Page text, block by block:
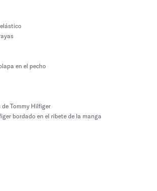
en el pecho
Tommy Hilfiger
bordado en el ribete de la manga